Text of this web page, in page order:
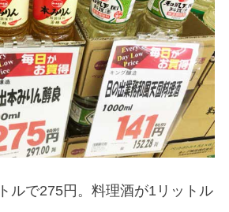
ルで275円。料理酒が1リットル